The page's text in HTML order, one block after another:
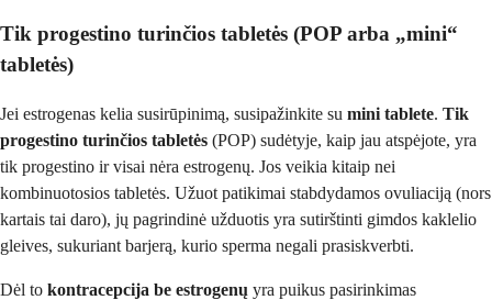
Tik progestino turinčios tabletės (POP arba „mini“
tabletės)
Jei estrogenas kelia susirūpinimą, susipažinkite su mini tablete. Tik
progestino turinčios tabletės (POP) sudėtyje, kaip jau atspėjote, yra
tik progestino ir visai nėra estrogenų. Jos veikia kitaip nei
kombinuotosios tabletės. Užuot patikimai stabdydamos ovuliaciją (nors
kartais tai daro), jų pagrindinė užduotis yra sutirštinti gimdos kaklelio
gleives, sukuriant barjerą, kurio sperma negali prasiskverbti.
Dėl to kontracepcija be estrogenų yra puikus pasirinkimas